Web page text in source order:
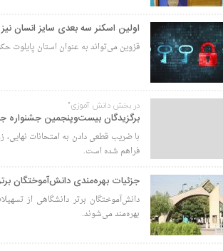
اولین اسکنر سه بعدی سایز انسان
قزوین می‌تواند به عنوان استان پایلوت
در بخش دانش آموزی"
برگزیدگان بیست‌وپنجمین جشنواره
با ضریب قطعی دادن به امتحانات نهایی،
فراهم شده است.
جزئیات بهره‌مندی دانش‌آموختگان
دانش‌آموختگان برتر دانشگاهی از
بهره‌مند می‌شوند.